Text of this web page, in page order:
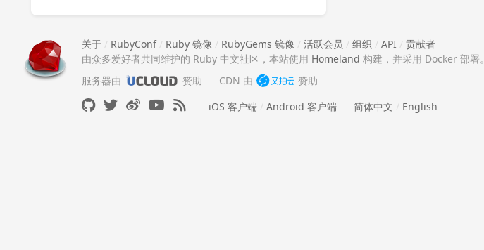
关于 / RubyConf/ Ruby 镜像 / RubyGems 镜像 / 活跃会员 / 组织 / API / 贡献者
由众多爱好者共同维护的 Ruby 中文社区，本站使用 Homeland 构建，并采用 Docker 部署。
服务器由
赞助 CDN 由
赞助
iOS 客户端 / Android 客户端 简体中文 / English